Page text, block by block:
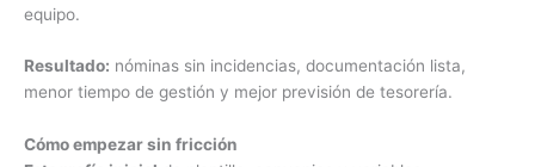
equipo.
Resultado: nóminas sin incidencias, documentación lista,
menor tiempo de gestión y mejor previsión de tesorería.
Cómo empezar sin fricción